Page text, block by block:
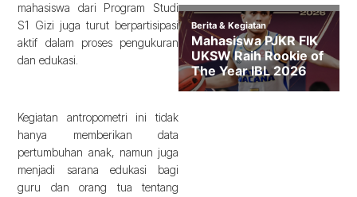
mahasiswa dari Program Studi
S1 Gizi juga turut berpartisipasi
aktif dalam proses pengukuran
dan edukasi.
Kegiatan antropometri ini tidak
hanya memberikan data
pertumbuhan anak, namun juga
menjadi sarana edukasi bagi
guru dan orang tua tentang